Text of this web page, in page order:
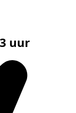
uur